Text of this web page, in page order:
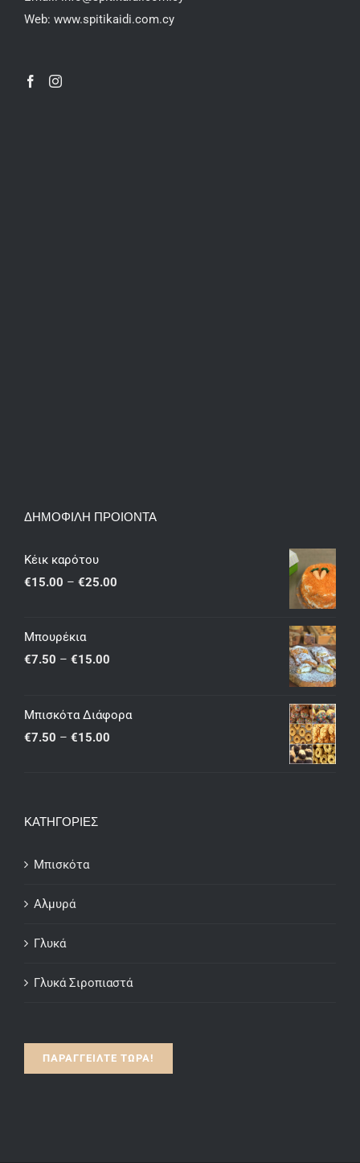
Web: www.spitikaidi.com.cy
ΔΗΜΟΦΙΛΗ ΠΡΟΙΟΝΤΑ
Κέικ καρότου
€15.00 – €25.00
Μπουρέκια
€7.50 – €15.00
through
Μπισκότα Διάφορα
€7.50 – €15.00
ΚΑΤΗΓΟΡΙΕΣ
Μπισκότα
Αλμυρά
Γλυκά
Γλυκά Σιροπιαστά
ΠΑΡΑΓΓΕΙΛΤΕ ΤΩΡΑ!